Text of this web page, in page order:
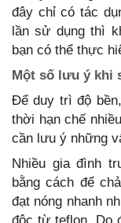
đây chỉ có tác
lần sử dụng thì
bạn có thể thực
Một số lưu ý khi
Để duy trì độ
thời hạn chế
cần lưu ý những
Nhiều gia đình
bằng cách để
đạt nóng nhanh